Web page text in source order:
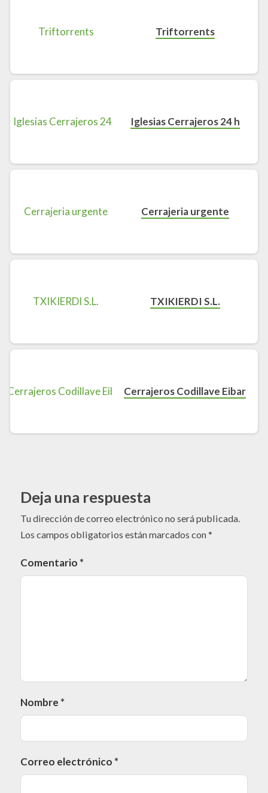
Triftorrents
Iglesias Cerrajeros 24 h
Cerrajeria urgente
TXIKIERDI S.L.
Cerrajeros Codillave Eibar
Deja una respuesta
Tu dirección de correo electrónico no será publicada.
Los campos obligatorios están marcados con*
Comentario *
Nombre *
Correo electrónico *